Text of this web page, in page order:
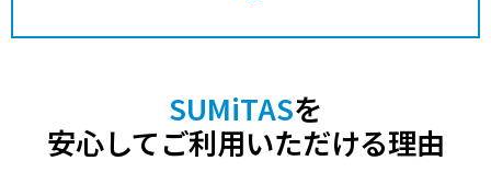
SUMiTASを
安心してご利用いただける理由